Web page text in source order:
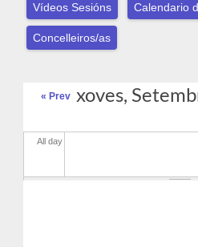
Vídeos Sesións Calendario
Concelleiros/as
xoves,
« Prev
All day